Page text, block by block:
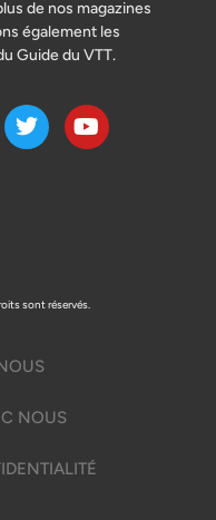
de nos magazines
également les
Guide du VTT.
sont réservés.
NOUS